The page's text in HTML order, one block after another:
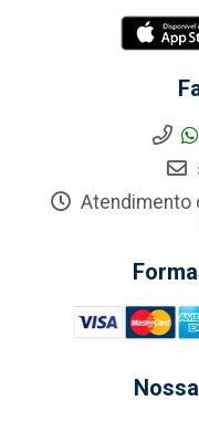
Atendimento